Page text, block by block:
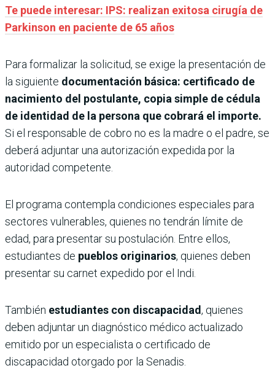
Te puede interesar: IPS: realizan exitosa cirugía de
Parkinson en paciente de 65 años
Para formalizar la solicitud, se exige la presentación de
la siguiente documentación básica: certificado de
nacimiento del postulante, copia simple de cédula
de identidad de la persona que cobrará el importe.
Si el responsable de cobro no es la madre o el padre, se
deberá adjuntar una autorización expedida por la
autoridad competente.
El programa contempla condiciones especiales para
sectores vulnerables, quienes no tendrán límite de
edad, para presentar su postulación. Entre ellos,
estudiantes de pueblos originarios, quienes deben
presentar su carnet expedido por el Indi.
También estudiantes con discapacidad, quienes
deben adjuntar un diagnóstico médico actualizado
emitido por un especialista o certificado de
discapacidad otorgado por la Senadis.